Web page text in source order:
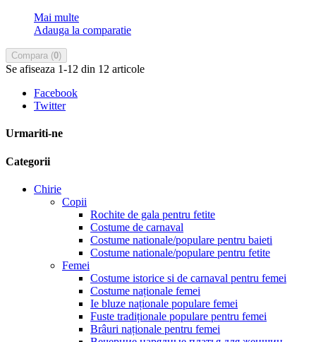
Mai multe
Adauga la comparatie
Compara (0)
Se afiseaza 1-12 din 12 articole
Facebook
Twitter
Urmariti-ne
Categorii
Chirie
Copii
Rochite de gala pentru fetite
Costume de carnaval
Costume nationale/populare pentru baieti
Costume nationale/populare pentru fetite
Femei
Costume istorice si de carnaval pentru femei
Costume naționale femei
Ie bluze naționale populare femei
Fuste tradiționale populare pentru femei
Brâuri naționale pentru femei